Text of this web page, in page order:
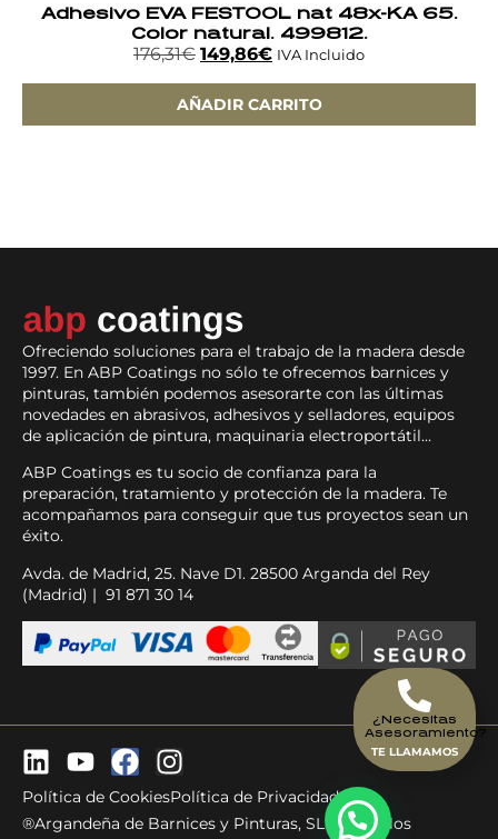
¿Necesitas
Asesoramiento?
TE LLAMAMOS
Adhesivo EVA FESTOOL nat 48x-KA 65.
Color natural. 499812.
176,31€ 149,86€ IVA Incluido
AÑADIR CARRITO
Ofreciendo soluciones para el trabajo de la madera desde
1997. En ABP Coatings no sólo te ofrecemos barnices y
pinturas, también podemos asesorarte con las últimas
novedades en abrasivos, adhesivos y selladores, equipos
de aplicación de pintura, maquinaria electroportátil…
ABP Coatings es tu socio de confianza para la
preparación, tratamiento y protección de la madera. Te
acompañamos para conseguir que tus proyectos sean un
éxito.
Avda. de Madrid, 25. Nave D1. 28500 Arganda del Rey
(Madrid) | 91 871 30 14
®Argandeña de Barnices y Pinturas, SL - Todos los
Política de CookiesPolítica de Privacidad